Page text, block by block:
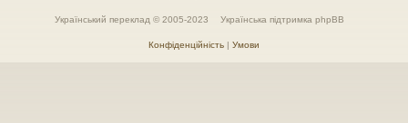
Український переклад © 2005-2023 Українська підтримка phpBB
Конфіденційність | Умови